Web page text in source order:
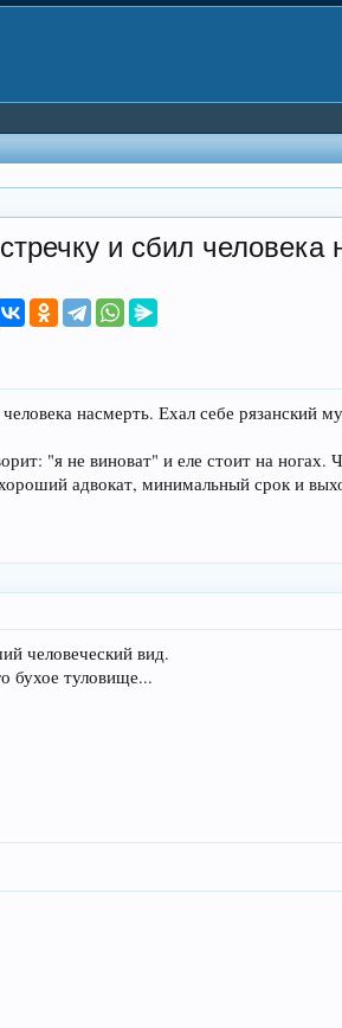
и сбил человека
насмерть. Ехал себе рязанский
"я не виноват" и еле стоит на ногах.
адвокат, минимальный срок и
человеческий вид.
бухое туловище...